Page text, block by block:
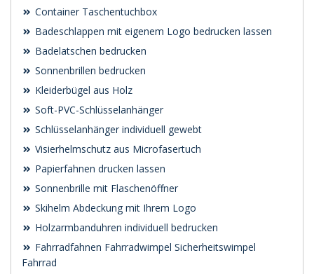
Container Taschentuchbox
Badeschlappen mit eigenem Logo bedrucken lassen
Badelatschen bedrucken
Sonnenbrillen bedrucken
Kleiderbügel aus Holz
Soft-PVC-Schlüsselanhänger
Schlüsselanhänger individuell gewebt
Visierhelmschutz aus Microfasertuch
Papierfahnen drucken lassen
Sonnenbrille mit Flaschenöffner
Skihelm Abdeckung mit Ihrem Logo
Holzarmbanduhren individuell bedrucken
Fahrradfahnen Fahrradwimpel Sicherheitswimpel
Fahrrad